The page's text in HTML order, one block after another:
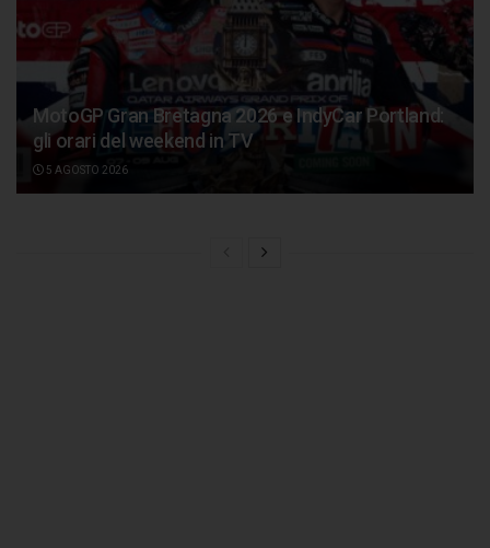
MotoGP Gran Bretagna 2026 e IndyCar Portland:
gli orari del weekend in TV
5 AGOSTO 2026